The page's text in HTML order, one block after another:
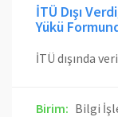
İTÜ Dışı
Yükü
Birim: Bilgi